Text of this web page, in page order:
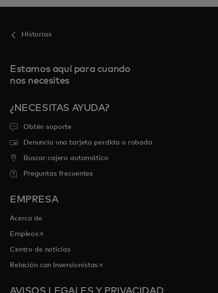
Historias
Estamos aquí para cuando
nos necesites
¿NECESITAS AYUDA?
Obtén soporte
Denuncia una tarjeta perdida o robada
Buscar cajero automático
Preguntas frecuentes
EMPRESA
Acerca de
Empleosse abre en una pestaña nueva
Centro de noticias
Relación con Inversionistasse abre en una pestaña nueva